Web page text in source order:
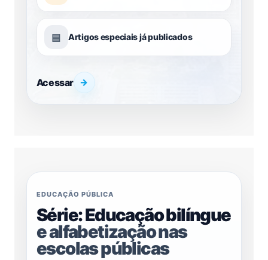
▤ Artigos especiais já publicados
Acessar →
EDUCAÇÃO PÚBLICA
Série: Educação bilíngue
e alfabetização nas
escolas públicas